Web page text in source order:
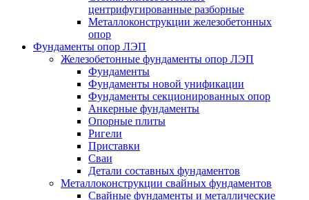
центрифугированные разборные
Металлоконструкции железобетонных
опор
Фундаменты опор ЛЭП
Железобетонные фундаменты опор ЛЭП
Фундаменты
Фундаменты новой унификации
Фундаменты секционированных опор
Анкерные фундаменты
Опорные плиты
Ригели
Приставки
Сваи
Детали составных фундаментов
Металлоконструкции свайных фундаментов
Свайные фундаменты и металлические